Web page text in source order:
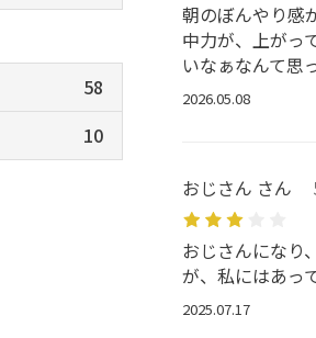
朝のぼんやり感
中力が、上がっ
いなぁなんて思
2026.05.08
おじさん さん
おじさんになり
が、私にはあっ
2025.07.17
58
10